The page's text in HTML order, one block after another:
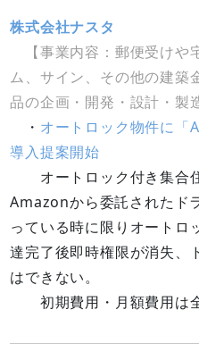
株式会社ナスタ
【事業内容：郵便受けや
ム、サイン、その他の建築
品の企画・開発・設計・製
・ オートロック物件に
導入提案開始
オートロック付き集合住
Amazonから委託されたド
っている時に限りオートロ
達完了後即時権限が消失、
はできない。
初期費用・月額費用は